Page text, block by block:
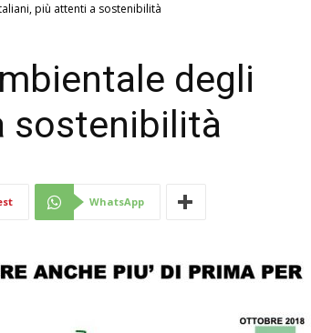
Voce
più attenti a sostenibilità
degli
sostenibilità
WhatsApp